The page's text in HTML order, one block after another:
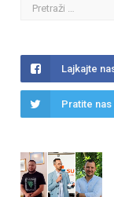
Lajkajte
Pratite